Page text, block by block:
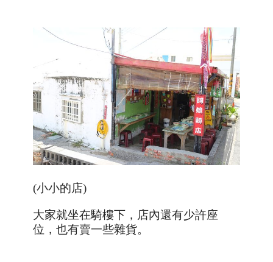
(小小的店)
大家就坐在騎樓下，店內還有少許座
位，也有賣一些雜貨。